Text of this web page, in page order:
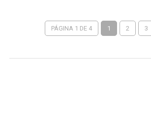
PÁGINA 1 DE 4 1 2 3